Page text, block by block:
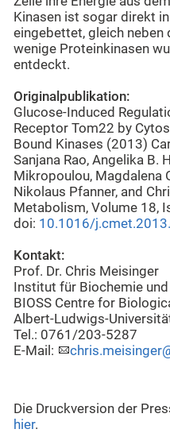
Kinasen ist sogar direkt
eingebettet, gleich neben
wenige Proteinkinasen
entdeckt.
Originalpublikation:
Glucose-Induced
Receptor Tom22 by
Bound Kinases (2013)
Sanjana Rao, Angelika B.
Mikropoulou, Magdalena
Nikolaus Pfanner, and
Metabolism, Volume 18,
doi: 10.1016/
Kontakt:
Prof. Dr. Chris Meisinger
Institut für Biochemie
BIOSS Centre for
Albert-Ludwigs-
Tel.: 0761/203-5287
E-Mail:
Die Druckversion der
hier.